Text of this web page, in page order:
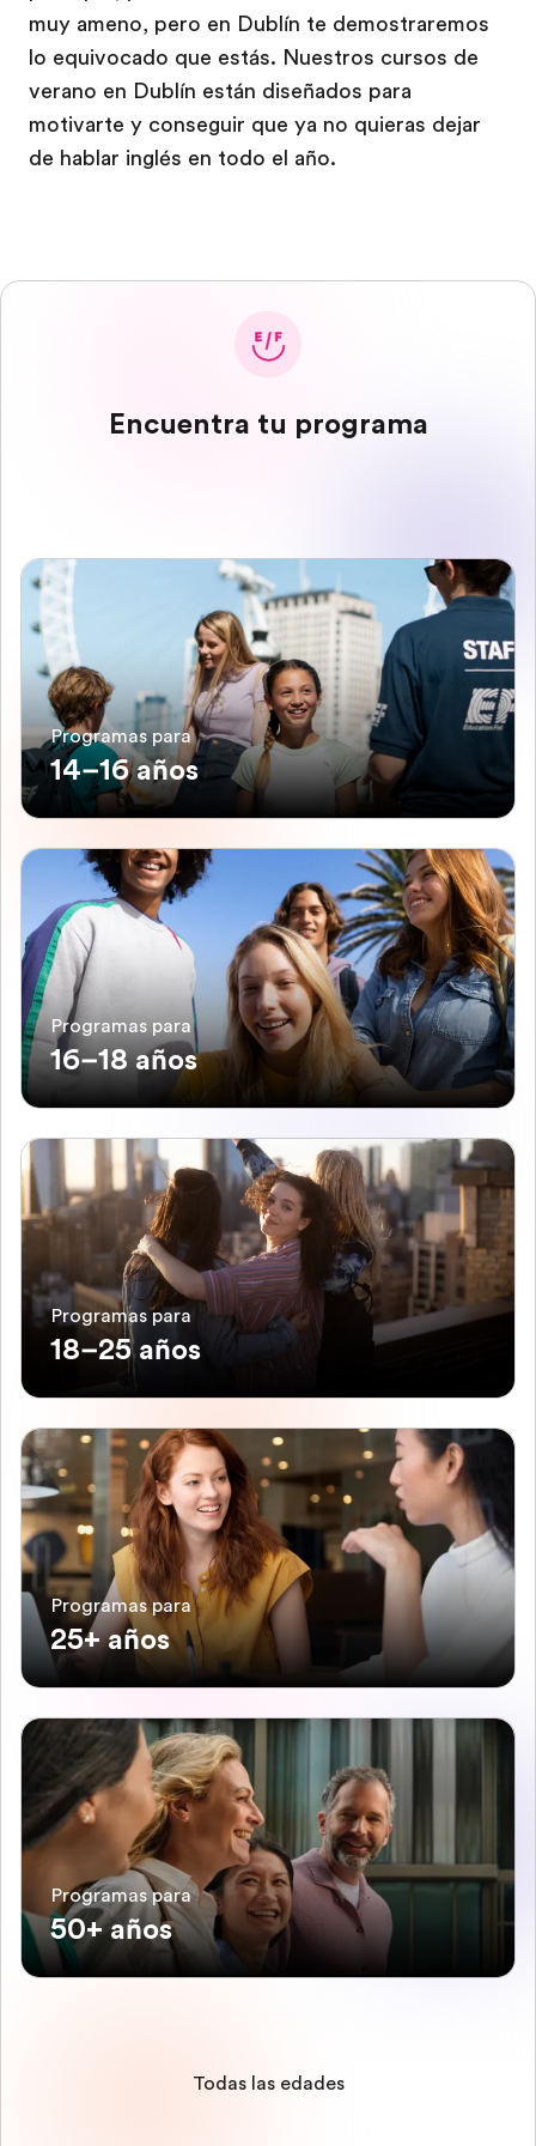
muy ameno, pero en Dublín te demostraremos
lo equivocado que estás. Nuestros cursos de
verano en Dublín están diseñados para
motivarte y conseguir que ya no quieras dejar
de hablar inglés en todo el año.
Encuentra tu programa
Programas para
14–16 años
Programas para
16–18 años
Programas para
18–25 años
Programas para
25+ años
Programas para
50+ años
Todas las edades